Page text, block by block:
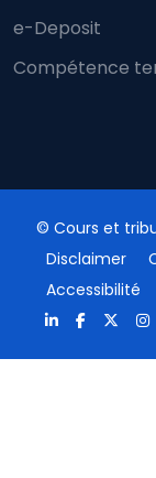
e-Deposit
Compétence
© Cours et
Disclaimer
Accessibilité